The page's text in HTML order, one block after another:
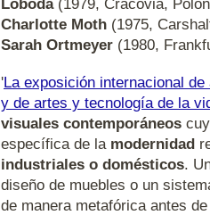
Loboda(1979, Cracovia,
Charlotte Moth (1975,
Sarah Ortmeyer (1980,
'La exposición internacional
y de artes y tecnología de la
visuales contemporáneos
específica de la modernidad
industriales o domésticos.
diseño de muebles o un
de manera metafórica antes